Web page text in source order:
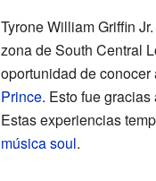
Tyrone William Griffin
zona de South Central
oportunidad de
Prince. Esto fue
Estas experiencias
música soul.